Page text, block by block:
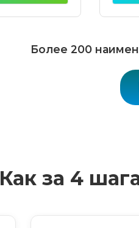
Более 200
Как за 4